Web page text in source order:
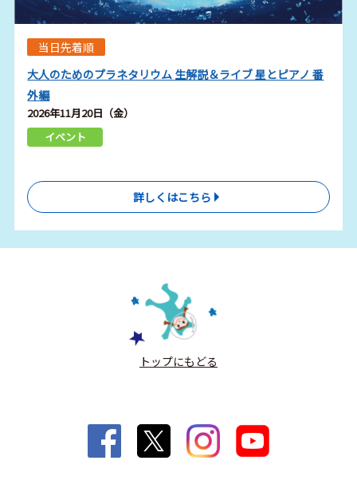
当日先着順
大人のためのプラネタリウム 生解説＆ライブ 星とピアノ 番
外編
2026年11月20日（金）
イベント
詳しくはこちら
トップにもどる